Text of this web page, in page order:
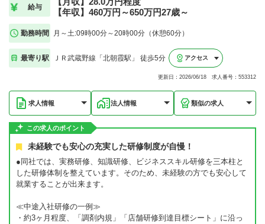
給与
【年収】460万円～650万円27歳～
勤務時間 月～土:09時00分～20時00分（休憩60分）
最寄り駅 ＪＲ武蔵野線「北朝霞駅」 徒歩5分 アクセス
更新日：2026/06/18 求人番号：553312
求人情報 法人情報 類似の求人
この求人のポイント
未経験でも安心の充実した研修制度が自慢！
●同社では、実務研修、知識研修、ビジネススキル研修を三本柱と
した研修体制を整えています。そのため、未経験の方でも安心して
就業することが出来ます。
≪中途入社研修の一例≫
・約3ヶ月程度、「調剤内規」「店舗研修到達目標シート」に沿っ